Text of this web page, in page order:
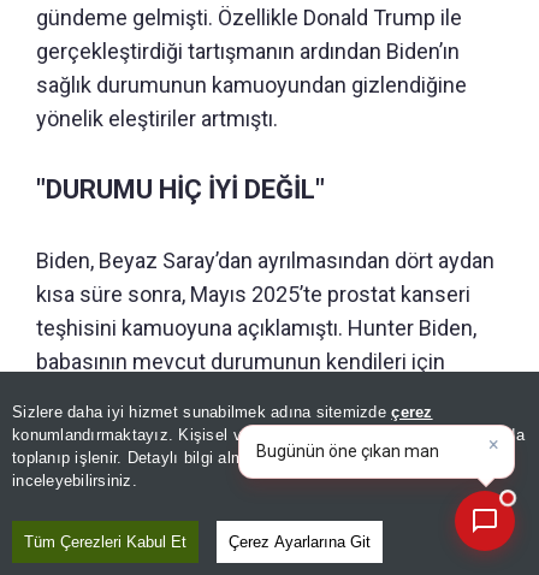
Sizlere daha iyi hizmet sunabilmek adına sitemizdeçerez
konumlandırmaktayız. Kişisel verileriniz, KVKK ve GDPR kapsamında
toplanıp işlenir. Detaylı bilgi almak içinAydınlatma Metnimizi
inceleyebilirsiniz.
Tüm Çerezleri Kabul Et Çerez Ayarlarına Git
gündeme gelmişti. Özellikle Donald Trump ile
gerçekleştirdiği tartışmanın ardından Biden’ın
sağlık durumunun kamuoyundan gizlendiğine
yönelik eleştiriler artmıştı.
"DURUMU HİÇ İYİ DEĞİL"
Biden, Beyaz Saray’dan ayrılmasından dört aydan
kısa süre sonra, Mayıs 2025’te prostat kanseri
teşhisini kamuoyuna açıklamıştı. Hunter Biden,
babasının mevcut durumunun kendileri için
çok şikayet etseydi, çünkü durumu hiç iyi değil”
ifadelerini kullandı.
GÜNÜN ÖZETİ
×
Bugünün öne çıkan manşetleri
ve gelişmeleri neler?|